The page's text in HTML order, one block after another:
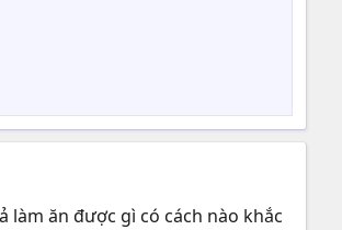
ăn được gì có cách nào khắc